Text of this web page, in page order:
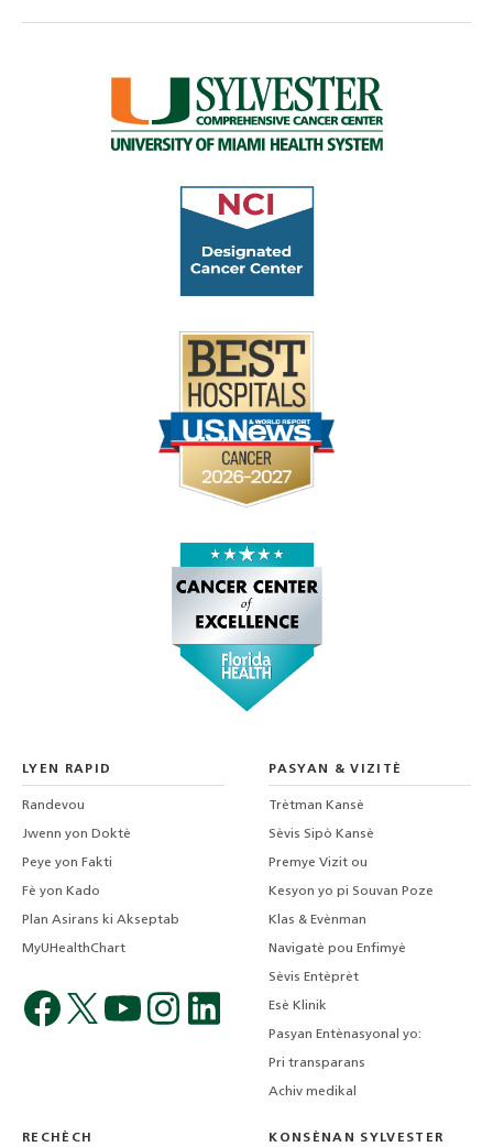
LYEN RAPID
Randevou
Jwenn yon Doktè
Peye yon Fakti
Fè yon Kado
Plan Asirans ki Akseptab
MyUHealthChart
PASYAN & VIZITÈ
Trètman Kansè
Sèvis Sipò Kansè
Premye Vizit ou
Kesyon yo pi Souvan Poze
Klas & Evènman
Navigatè pou Enfimyè
Sèvis Entèprèt
Esè Klinik
Pasyan Entènasyonal yo:
Pri transparans
Achiv medikal
RECHÈCH KONSÈNAN SYLVESTER